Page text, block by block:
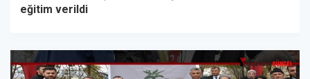
eğitim verildi